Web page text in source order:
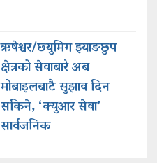
ऋषेश्वर/छ्युमिग झ्याङछुप
क्षेत्रको सेवाबारे अब
मोबाइलबाटै सुझाव दिन
सकिने, ‘क्युआर सेवा’
सार्वजनिक